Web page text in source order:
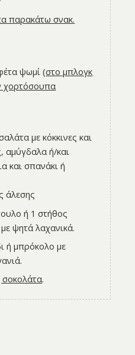
παρακάτω σνακ.
ψωμί (στο μπλογκ
χορτόσουπα
με κόκκινες και
αμύγδαλα ή/και
και σπανάκι ή
άλεσης
ή 1 στήθος
ψητά λαχανικά.
ή μπρόκολο με
σοκολάτα.